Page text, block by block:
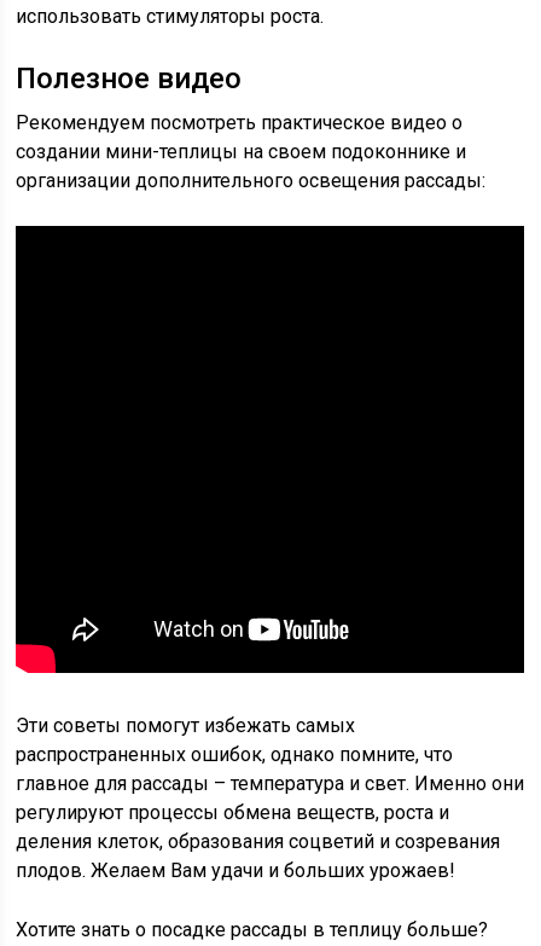
использовать стимуляторы роста.
Полезное видео
Рекомендуем посмотреть практическое видео о
создании мини-теплицы на своем подоконнике и
организации дополнительного освещения рассады:
Эти советы помогут избежать самых
распространенных ошибок, однако помните, что
главное для рассады – температура и свет. Именно они
регулируют процессы обмена веществ, роста и
деления клеток, образования соцветий и созревания
плодов. Желаем Вам удачи и больших урожаев!
Хотите знать о посадке рассады в теплицу больше?